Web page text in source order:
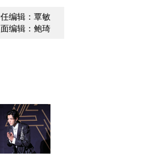
编辑：覃敏
编辑：鲍琦